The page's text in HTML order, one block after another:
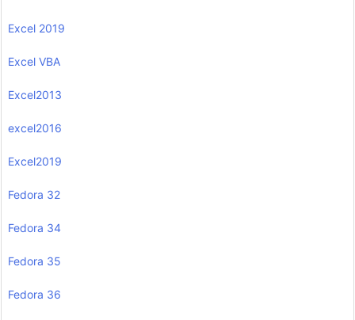
Excel 2019
Excel VBA
Excel2013
excel2016
Excel2019
Fedora 32
Fedora 34
Fedora 35
Fedora 36